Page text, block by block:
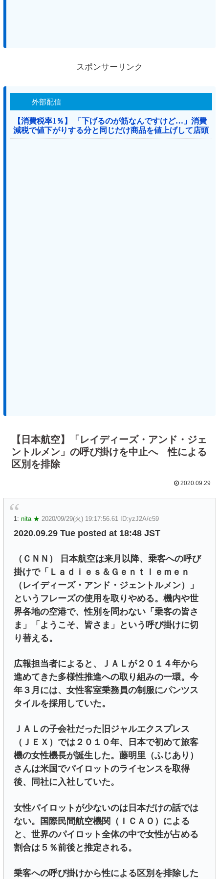
スポンサーリンク
外部配信
【消費税率1％】 「下げるのが筋なんですけど…」消費
減税で値下がりする分と同じだけ商品を値上げして店頭
価格を変えない店も
【日本航空】「レイディーズ・アンド・ジェ
ントルメン」の呼び掛けを中止へ 性による
区別を排除
2020.09.29
1: nita ★ 2020/09/29(火) 19:17:56.61 ID:yzJ2A/c59
2020.09.29 Tue posted at 18:48 JST
（ＣＮＮ） 日本航空は来月以降、乗客への呼び
掛けで「Ｌａｄｉｅｓ＆Ｇｅｎｔｌｅｍｅｎ
（レイディーズ・アンド・ジェントルメン）」
というフレーズの使用を取りやめる。機内や世
界各地の空港で、性別を問わない「乗客の皆さ
ま」「ようこそ、皆さま」という呼び掛けに切
り替える。
広報担当者によると、ＪＡＬが２０１４年から
進めてきた多様性推進への取り組みの一環。今
年３月には、女性客室乗務員の制服にパンツス
タイルを採用していた。
ＪＡＬの子会社だった旧ジャルエクスプレス
（ＪＥＸ）では２０１０年、日本で初めて旅客
機の女性機長が誕生した。藤明里（ふじあり）
さんは米国でパイロットのライセンスを取得
後、同社に入社していた。
女性パイロットが少ないのは日本だけの話では
ない。国際民間航空機関（ＩＣＡＯ）による
と、世界のパイロット全体の中で女性が占める
割合は５％前後と推定される。
乗客への呼び掛けから性による区別を排除した